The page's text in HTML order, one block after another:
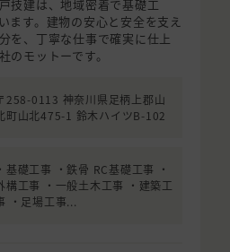
技建は、地域密着で基礎工
ます。建物の安心と安全を支え
を、丁寧な仕事で確実に仕上
のモットーです。
258-0113 神奈川県足柄上郡山
町山北475-1 鈴木ハイツB-102
・基礎工事 ・鉄骨 RC基礎工事 ・
構工事 ・一般土木工事 ・建築工
・足場工事...